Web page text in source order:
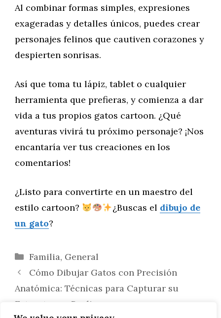
Al combinar formas simples, expresiones
exageradas y detalles únicos, puedes crear
personajes felinos que cautiven corazones y
despierten sonrisas.
Así que toma tu lápiz, tablet o cualquier
herramienta que prefieras, y comienza a dar
vida a tus propios gatos cartoon. ¿Qué
aventuras vivirá tu próximo personaje? ¡Nos
encantaría ver tus creaciones en los
comentarios!
¿Listo para convertirte en un maestro del
estilo cartoon?
¿Buscas el dibujo de
un gato?
Categorías
Familia, General
Cómo Dibujar Gatos con Precisión
Anatómica: Técnicas para Capturar su
Estructura y Realismo